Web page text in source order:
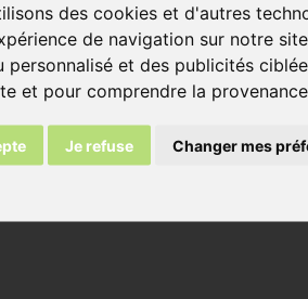
des cookies et d'autres
de navigation sur notre
personnalisé et des publicités
et pour comprendre la
Je refuse Changer mes
Green Glazed
0302
plus d'informations